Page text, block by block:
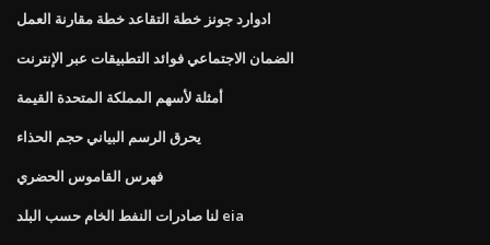
ادوارد جونز خطة التقاعد خطة مقارنة العمل
الضمان الاجتماعي فوائد التطبيقات عبر الإنترنت
أمثلة لأسهم المملكة المتحدة القيمة
يحرق الرسم البياني حجم الحذاء
فهرس القاموس الحضري
لنا صادرات النفط الخام حسب البلد eia